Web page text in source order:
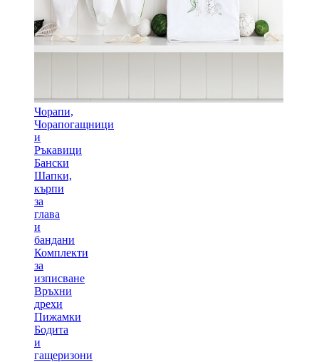
Чорапи,
Чорапогащници
и
Ръкавици
Бански
Шапки,
кърпи
за
глава
и
бандани
Комплекти
за
изписване
Връхни
дрехи
Пижамки
Бодита
и
гащеризони